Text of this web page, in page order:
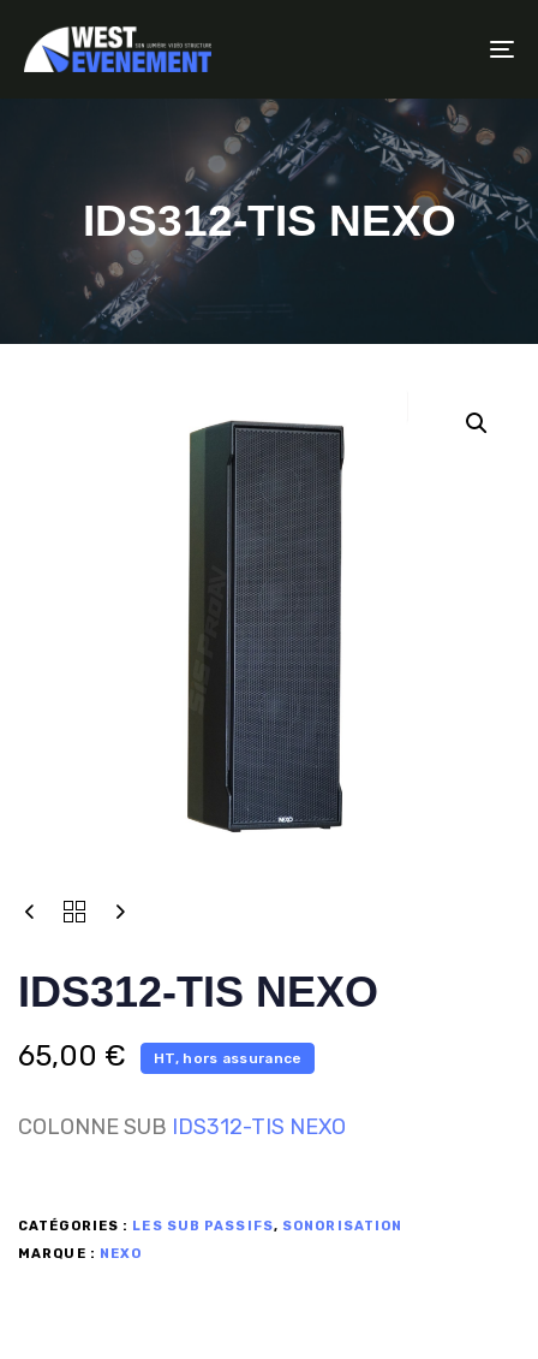
IDS312-TIS NEXO
IDS312-TIS NEXO
65,00 € HT, hors assurance
COLONNE SUB IDS312-TIS NEXO
CATÉGORIES : LES SUB PASSIFS, SONORISATION
MARQUE : NEXO